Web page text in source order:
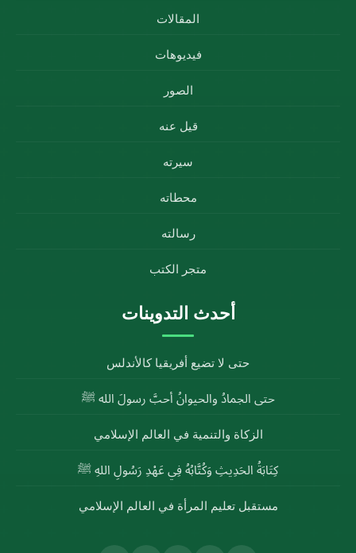
المقالات
فيديوهات
الصور
قيل عنه
سيرته
محطاته
رسالته
متجر الكتب
أحدث التدوينات
حتى لا تضيع أفريقيا كالأندلس
حتى الجمادُ والحيوانُ أحبَّ رسولَ الله ﷺ
الزكاة والتنمية في العالم الإسلامي
كِتَابَةُ الحَدِيثِ وَكُتَّابُهُ فِي عَهْدِ رَسُولِ اللهِ ﷺ
مستقبل تعليم المرأة في العالم الإسلامي